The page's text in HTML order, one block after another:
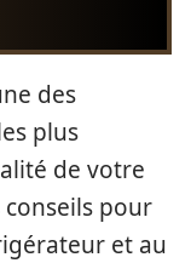
des
plus
de votre
pour
et au